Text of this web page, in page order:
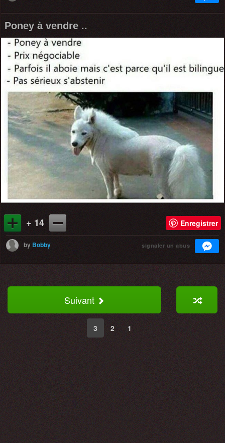
Poney à vendre ..
+ 14 Enregistrer
by Bobby signaler un abus
Suivant
3 2 1